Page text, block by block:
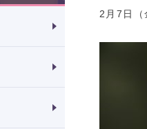
2月7日（